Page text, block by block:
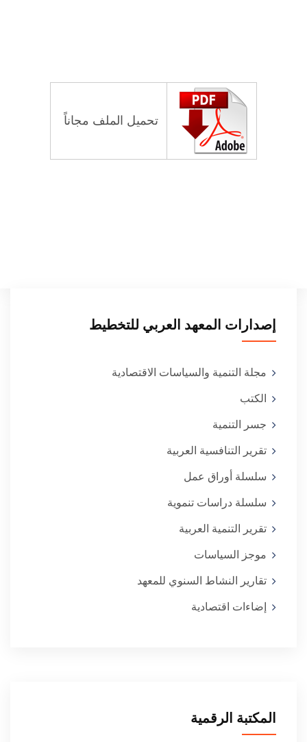
تحميل الملف مجاناً
إصدارات المعهد العربي للتخطيط
مجلة التنمية والسياسات الاقتصادية
الكتب
جسر التنمية
تقرير التنافسية العربية
سلسلة أوراق عمل
سلسلة دراسات تنموية
تقرير التنمية العربية
موجز السياسات
تقارير النشاط السنوي للمعهد
إضاءات اقتصادية
المكتبة الرقمية